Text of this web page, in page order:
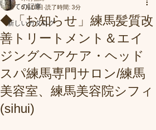
全ての記事
新しいカタログ
◆「お知らせ」練馬髪質改
善トリートメント＆エイ
ジングヘアケア・ヘッド
スパ練馬専門サロン/練馬
美容室、練馬美容院シフィ
(sihui)
5月10日 読了時間: 3分